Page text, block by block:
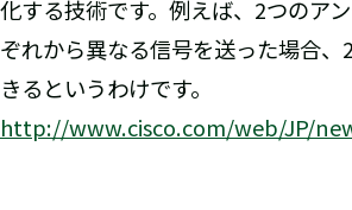
化する技術です。例えば、2つのア
ぞれから異なる信号を送った場合、
きるというわけです。
http://www.cisco.com/web/JP/